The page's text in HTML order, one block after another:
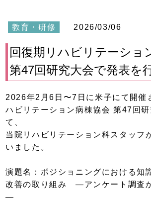
教育・研修 2026/03/06
回復期リハビリテーショ
第47回研究大会で発表を
2026年2月6日〜7日に米子にて開催
ハビリテーション病棟協会 第47回
て、
当院リハビリテーション科スタッフ
いました。
演題名：ポジショニングにおける知
改善の取り組み ―アンケート調査
―